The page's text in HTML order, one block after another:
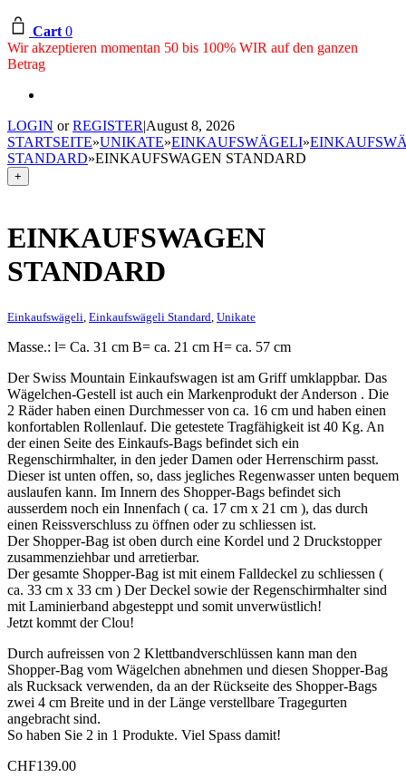
Cart 0
Wir akzeptieren momentan 50 bis 100% WIR auf den ganzen
Betrag
LOGIN orREGISTER|August 8, 2026
STARTSEITE»UNIKATE»EINKAUFSWÄGELI»
STANDARD»EINKAUFSWAGEN STANDARD
+
EINKAUFSWAGEN
STANDARD
Einkaufswägeli Einkaufswägeli Standard Unikate
Masse.: l= Ca. 31 cm B= ca. 21 cm H= ca. 57 cm
Der Swiss Mountain Einkaufswagen ist am Griff umklappbar. Das
Wägelchen-Gestell ist auch ein Markenprodukt der Anderson . Die
2 Räder haben einen Durchmesser von ca. 16 cm und haben einen
konfortablen Rollenlauf. Die getestete Tragfähigkeit ist 40 Kg. An
der einen Seite des Einkaufs-Bags befindet sich ein
Regenschirmhalter, in den jeder Damen oder Herrenschirm passt.
Dieser ist unten offen, so, dass jegliches Regenwasser unten bequem
auslaufen kann. Im Innern des Shopper-Bags befindet sich
ausserdem noch ein Innenfach ( ca. 17 cm x 21 cm ), das durch
einen Reissverschluss zu öffnen oder zu schliessen ist.
Der Shopper-Bag ist oben durch eine Kordel und 2 Druckstopper
zusammenziehbar und arretierbar.
Der gesamte Shopper-Bag ist mit einem Falldeckel zu schliessen (
ca. 33 cm x 33 cm ) Der Deckel sowie der Regenschirmhalter sind
mit Laminierband abgesteppt und somit unverwüstlich!
Jetzt kommt der Clou!
Durch aufreissen von 2 Klettbandverschlüssen kann man den
Shopper-Bag vom Wägelchen abnehmen und diesen Shopper-Bag
als Rucksack verwenden, da an der Rückseite des Shopper-Bags
zwei 4 cm Breite und in der Länge verstellbare Tragegurten
angebracht sind.
So haben Sie 2 in 1 Produkte. Viel Spass damit!
CHF139.00